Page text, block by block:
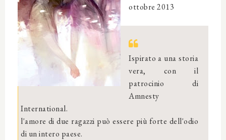
ottobre 2013
Ispirato a una storia
vera, con il
patrocinio di
Amnesty
International.
l'amore di due ragazzi può essere più forte dell'odio
di un intero paese.